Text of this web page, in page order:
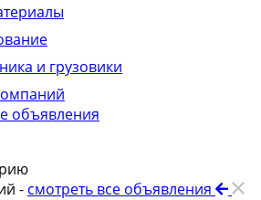
и грузовики
объявления
- смотреть все объявления